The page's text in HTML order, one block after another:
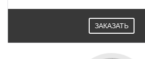
ЗАКАЗАТЬ